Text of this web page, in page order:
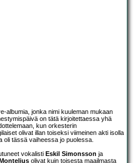
albumia, jonka nimi kuuleman mukaan
on tätä kirjoitettaessa yhä
kun orkesterin
olivat illan toiseksi viimeinen akti isolla
oli tässä vaiheessa jo puolessa.
vokalisti Eskil Simonsson ja
olivat kuin toisesta maailmasta